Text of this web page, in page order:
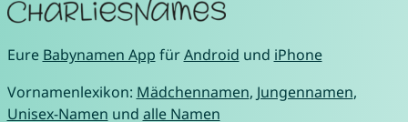
Eure Babynamen App fürAndroid und iPhone
Vornamenlexikon: Mädchennamen, Jungennamen,
Unisex-Namen und alle Namen